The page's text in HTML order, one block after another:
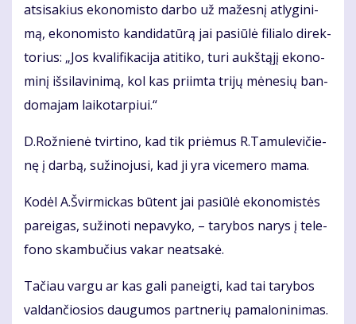
at­si­sa­kius eko­no­mis­to dar­bo už ma­žes­nį at­ly­gi­ni­
mą, eko­no­mis­to kan­di­da­tū­rą jai pa­siū­lė fi­lia­lo di­rek­
to­rius: „Jos kva­li­fi­ka­ci­ja ati­ti­ko, tu­ri aukš­tą­jį eko­no­
mi­nį iš­si­la­vi­ni­mą, kol kas pri­im­ta tri­jų mė­ne­sių ban­
do­ma­jam lai­ko­tar­piui.“
D.Rož­nie­nė tvir­ti­no, kad tik pri­ėmus R.Ta­mu­le­vi­čie­
nę į dar­bą, su­ži­no­ju­si, kad ji yra vi­ce­me­ro ma­ma.
Ko­dėl A.Švir­mic­kas bū­tent jai pa­siū­lė eko­no­mis­tės
pa­rei­gas, su­ži­no­ti ne­pa­vy­ko, – ta­ry­bos na­rys į te­le­
fo­no skam­bu­čius va­kar ne­at­sa­kė.
Ta­čiau var­gu ar kas ga­li pa­neig­ti, kad tai ta­ry­bos
val­dan­čio­sios dau­gu­mos part­ne­rių pa­ma­lo­ni­ni­mas.